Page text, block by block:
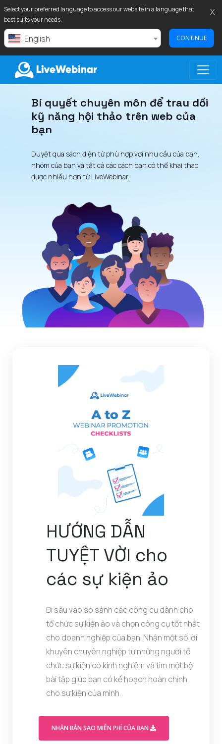
Select your preferred language to access our website in a language that
best suits your needs.
English CONTINUE
X
LIVEWEBINAR.COM
Bí quyết chuyên môn để trau dồi
kỹ năng hội thảo trên web của
bạn
Duyệt qua sách điện tử phù hợp với nhu cầu của bạn,
nhóm của bạn và tất cả các cách bạn có thể khai thác
được nhiều hơn từ LiveWebinar.
HƯỚNG DẪN
TUYỆT VỜI cho
các sự kiện ảo
Đi sâu vào so sánh các công cụ dành cho
tổ chức sự kiện ảo và chọn công cụ tốt nhất
cho doanh nghiệp của bạn. Nhận một số lời
khuyên chuyên nghiệp từ những người tổ
chức sự kiện có kinh nghiệm và tìm một bộ
bài tập giúp bạn có kế hoạch hoàn chỉnh
cho sự kiện của mình.
NHẬN BẢN SAO MIỄN PHÍ CỦA BẠN